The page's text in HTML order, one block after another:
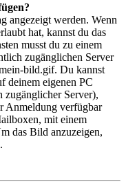
angezeigt werden. Wenn
hat, kannst du das
musst du zu einem
zugänglichen Server
bild.gif. Du kannst
deinem eigenen PC
zugänglicher Server),
Anmeldung verfügbar
mit einem
das Bild anzuzeigen,